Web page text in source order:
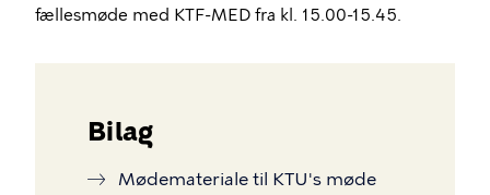
fællesmøde med KTF-MED fra kl. 15.00-15.45.
Bilag
Mødemateriale til KTU's møde